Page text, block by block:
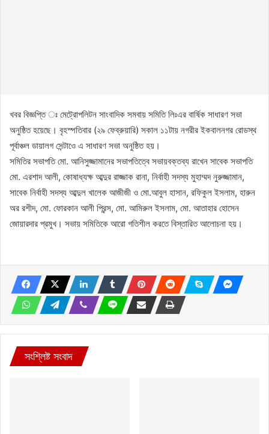
খবর বিজ্ঞপ্তি ঃ মেট্রোপলিটন সাংবাদিক সমবায় সমিতি লিঃএর বার্ষিক সাধারণ সভা
অনুষ্ঠিত হয়েছে। বৃহস্পতিবার (২৯ ফেব্রুয়ারি) সকাল ১১টায় নগরীর ইকবালনগর রোডস্থ
পূর্বাঞ্চল ডায়ালগ সেন্টাওে এ সাধারণ সভা অনুষ্ঠিত হয়।
সমিতির সভাপতি মো. আনিসুজ্জামানের সভাপতিত্বে সভায়বক্তব্য রাখেন সাবেক সভাপতি
মো. এরশাদ আলী, কোষাধ্যক্ষ আব্দুর রাজ্জাক রানা, নির্বাহী সদস্য মুহাম্মদ নুরুজ্জামান,
সাবেক নির্বাহী সদস্য আব্দুল খালেক আজীজী ও মো.আবুল হাসান, রফিকুল ইসলাম, হারুন
অর রশীদ, মো. ফোরকান আলী প্রিন্স, মো. আমিরুল ইসলাম, মো. আতাহার হোসেন
জোয়ারদার প্রমুখ। সভায় সমিতিকে আরো গতিশীল করতে বিস্তারিত আলোচনা হয়।
সংশ্লিষ্ট সংবাদ